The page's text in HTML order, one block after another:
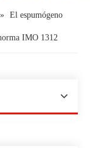
» El espumógeno
IMO 1312